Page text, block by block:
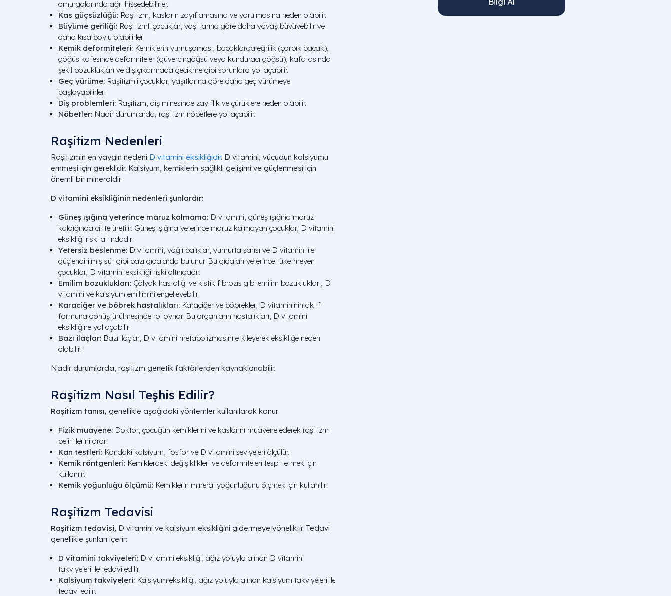
omurgalarında ağrı hissedebilirler.
Kas güçsüzlüğü: Raşitizm, kasların zayıflamasına ve yorulmasına neden olabilir.
Büyüme geriliği: Raşitizmli çocuklar, yaşıtlarına göre daha yavaş büyüyebilir ve
daha kısa boylu olabilirler.
Kemik deformiteleri: Kemiklerin yumuşaması, bacaklarda eğrilik (çarpık bacak),
göğüs kafesinde deformiteler (güvercingöğsü veya kunduracı göğsü), kafatasında
şekil bozuklukları ve diş çıkarmada gecikme gibi sorunlara yol açabilir.
Geç yürüme: Raşitizmli çocuklar, yaşıtlarına göre daha geç yürümeye
başlayabilirler.
Diş problemleri: Raşitizm, diş minesinde zayıflık ve çürüklere neden olabilir.
Nöbetler: Nadir durumlarda, raşitizm nöbetlere yol açabilir.
Raşitizm Nedenleri
Raşitizmin en yaygın nedeni D vitamini eksikliğidir. D vitamini, vücudun kalsiyumu
emmesi için gereklidir. Kalsiyum, kemiklerin sağlıklı gelişimi ve güçlenmesi için
önemli bir mineraldir.
D vitamini eksikliğinin nedenleri şunlardır:
Güneş ışığına yeterince maruz kalmama: D vitamini, güneş ışığına maruz
kaldığında ciltte üretilir. Güneş ışığına yeterince maruz kalmayan çocuklar, D vitamini
eksikliği riski altındadır.
Yetersiz beslenme: D vitamini, yağlı balıklar, yumurta sarısı ve D vitamini ile
güçlendirilmiş süt gibi bazı gıdalarda bulunur. Bu gıdaları yeterince tüketmeyen
çocuklar, D vitamini eksikliği riski altındadır.
Emilim bozuklukları: Çölyak hastalığı ve kistik fibrozis gibi emilim bozuklukları, D
vitamini ve kalsiyum emilimini engelleyebilir.
Karaciğer ve böbrek hastalıkları: Karaciğer ve böbrekler, D vitamininin aktif
formuna dönüştürülmesinde rol oynar. Bu organların hastalıkları, D vitamini
eksikliğine yol açabilir.
Bazı ilaçlar: Bazı ilaçlar, D vitamini metabolizmasını etkileyerek eksikliğe neden
olabilir.
Nadir durumlarda, raşitizm genetik faktörlerden kaynaklanabilir.
Raşitizm Nasıl Teşhis Edilir?
Raşitizm tanısı, genellikle aşağıdaki yöntemler kullanılarak konur:
Fizik muayene: Doktor, çocuğun kemiklerini ve kaslarını muayene ederek raşitizm
belirtilerini arar.
Kan testleri: Kandaki kalsiyum, fosfor ve D vitamini seviyeleri ölçülür.
Kemik röntgenleri: Kemiklerdeki değişiklikleri ve deformiteleri tespit etmek için
kullanılır.
Kemik yoğunluğu ölçümü: Kemiklerin mineral yoğunluğunu ölçmek için kullanılır.
Raşitizm Tedavisi
Raşitizm tedavisi, D vitamini ve kalsiyum eksikliğini gidermeye yöneliktir. Tedavi
genellikle şunları içerir:
D vitamini takviyeleri: D vitamini eksikliği, ağız yoluyla alınan D vitamini
takviyeleri ile tedavi edilir.
Kalsiyum takviyeleri: Kalsiyum eksikliği, ağız yoluyla alınan kalsiyum takviyeleri ile
tedavi edilir.
Bilgi Al